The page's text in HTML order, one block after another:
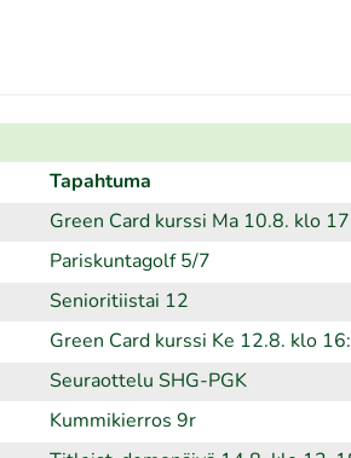
Tapahtuma
Green Card kurssi Ma 10.8. klo
Pariskuntagolf 5/7
Senioritiistai 12
Green Card kurssi Ke 12.8. klo
Seuraottelu SHG-PGK
Kummikierros 9r